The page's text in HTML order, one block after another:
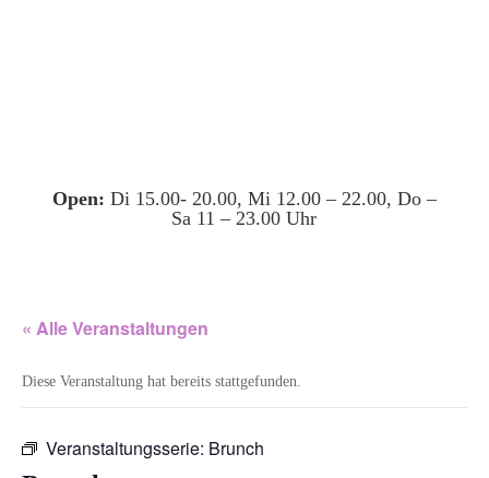
Open: Di 15.00- 20.00, Mi 12.00 – 22.00, Do –
Sa 11 – 23.00 Uhr
« Alle Veranstaltungen
Diese Veranstaltung hat bereits stattgefunden.
Veranstaltungsserie: Brunch